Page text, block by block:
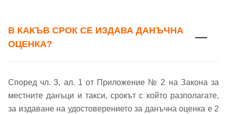
В КАКЪВ СРОК СЕ ИЗДАВА ДАНЪЧНА
ОЦЕНКА?
Според чл. 3, ал. 1 от Приложение № 2 на Закона за
местните данъци и такси, срокът с който разполагате,
за издаване на удостоверението за данъчна оценка е 2